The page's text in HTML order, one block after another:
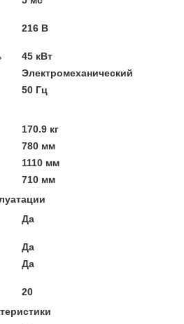
216 В
45 кВт
Электромеханический
50 Гц
170.9 кг
780 мм
1110 мм
710 мм
Да
Да
Да
20